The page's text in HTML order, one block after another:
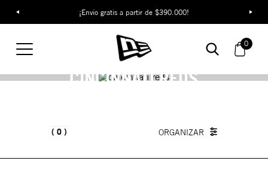
¡Envío gratis a partir de $390.000!
0
CINCINNATI REDS
0